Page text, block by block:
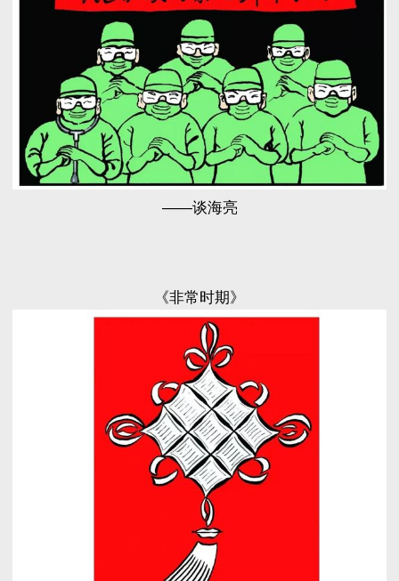
——谈海亮
《非常时期》